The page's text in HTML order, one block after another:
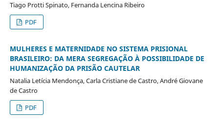
Tiago Protti Spinato, Fernanda Lencina Ribeiro
PDF
MULHERES E MATERNIDADE NO SISTEMA PRISIONAL
BRASILEIRO: DA MERA SEGREGAÇÃO À POSSIBILIDADE DE
HUMANIZAÇÃO DA PRISÃO CAUTELAR
Natalia Letícia Mendonça, Carla Cristiane de Castro, André Giovane
de Castro
PDF